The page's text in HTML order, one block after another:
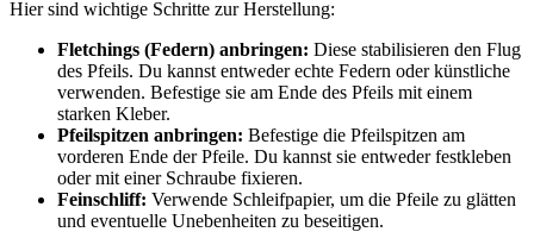
Hier sind wichtige Schritte zur Herstellung:
Fletchings (Federn) anbringen: Diese stabilisieren den Flug
des Pfeils. Du kannst entweder echte Federn oder künstliche
verwenden. Befestige sie am Ende des Pfeils mit einem
starken Kleber.
Pfeilspitzen anbringen: Befestige die Pfeilspitzen am
vorderen Ende der Pfeile. Du kannst sie entweder festkleben
oder mit einer Schraube fixieren.
Feinschliff: Verwende Schleifpapier, um die Pfeile zu glätten
und eventuelle Unebenheiten zu beseitigen.